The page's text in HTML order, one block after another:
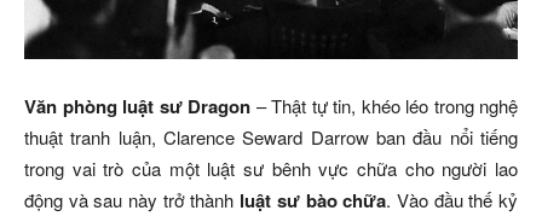
Văn phòng luật sư Dragon – Thật tự tin, khéo léo trong nghệ
thuật tranh luận, Clarence Seward Darrow ban đầu nổi tiếng
trong vai trò của một luật sư bênh vực chữa cho người lao
động và sau này trở thành luật sư bào chữa. Vào đầu thế kỷ